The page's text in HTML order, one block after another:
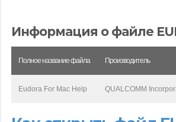
Информация о файле
Полное название файла Производитель
Eudora For Mac Help QUALCOMM